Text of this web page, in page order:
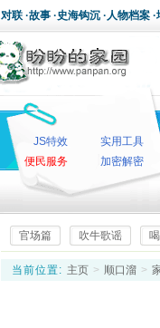
对联 ·故事 ·史海钩沉 ·人物档案 ·
JS特效
实用工具
便民服务
加密解密
官场篇 吹牛歌谣
当前位置: 主页 > 顺口溜 >